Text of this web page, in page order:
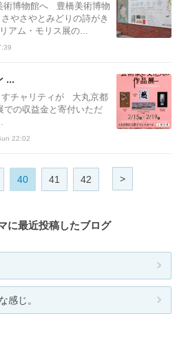
術博物館へ 豊橋美術博物
やさやとみどりの詩がき
アム・モリス展の...
...
すチャリティが 大丸京都
の収益金と寄付いただ
22:02
40 41 42 >
に最近投稿したブログ
感じ。